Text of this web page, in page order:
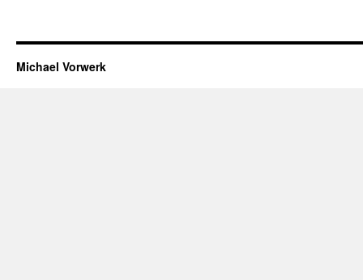
Michael Vorwerk